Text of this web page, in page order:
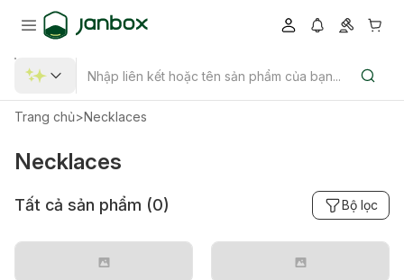
Trang chủ>Necklaces
Necklaces
Tất cả sản phẩm (0) Bộ lọc